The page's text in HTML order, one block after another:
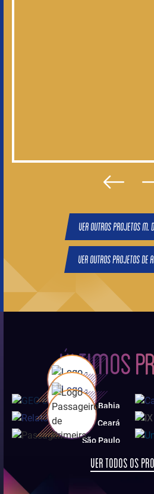
Ver outros projetos M.
Ver outros projetos de
ÚLTIMOS
Bahia
Ceará
São Paulo
VER TODOS OS